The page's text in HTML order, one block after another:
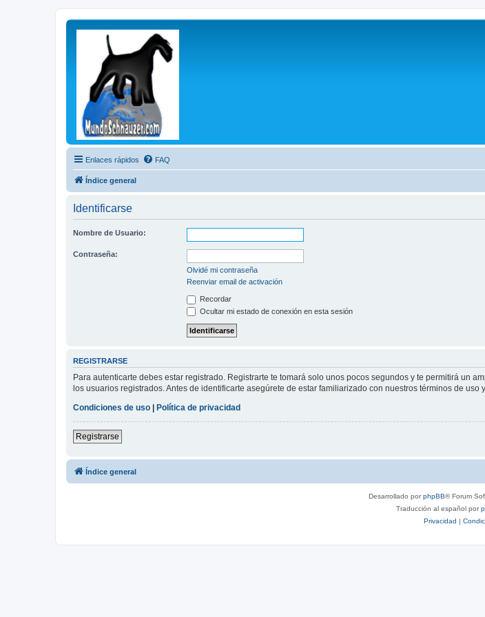
Enlaces rápidos FAQ
Índice general
Identificarse
Nombre de Usuario:
Contraseña:
Olvidé mi contraseña
Reenviar email de activación
Recordar
Ocultar mi estado de conexión en esta sesión
REGISTRARSE
Para autenticarte debes estar registrado. Registrarte te tomará solo unos pocos segundos y te permitirá un
los usuarios registrados. Antes de identificarte asegúrete de estar familiarizado con nuestros términos de
Condiciones de uso | Política de privacidad
Registrarse
Índice general
Desarrollado porphpBB® Forum
Traducción al español por
Privacidad |